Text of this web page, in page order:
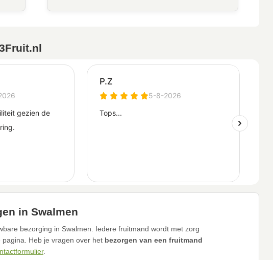
in Swalmen
bezorging in Swalmen. Iedere fruitmand wordt met zorg
Heb je vragen over het bezorgen van een fruitmand
.